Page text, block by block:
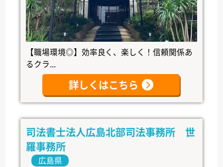
【職場環境◎】効率良く、楽しく！信頼関係あ
るクラ...
詳しくはこちら
司法書士法人広島北部司法事務所 世
羅事務所
広島県